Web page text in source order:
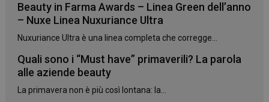
Beauty in Farma Awards – Linea Green dell’anno
– Nuxe Linea Nuxuriance Ultra
Nuxuriance Ultra è una linea completa che corregge...
Quali sono i “Must have” primaverili? La parola
alle aziende beauty
La primavera non è più così lontana: la...
I cookie necessari contribuiscono a rendere fruibile il
sito web abilitandone funzionalità di base quali la
navigazione sulle pagine e l'accesso alle aree
protette del sito. Il sito web non è in grado di
funzionare correttamente senza questi cookie.
NOME
FORNITORE/DOMINIO
SCADENZA
PHPSESSID
.www.panoramacosmetico.it